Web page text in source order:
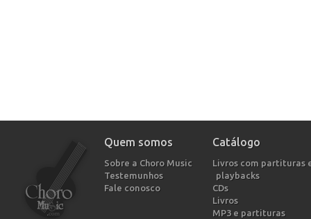
Quem somos
Sobre a Choro Music
Testemunhos
Fale conosco
Catálogo
Livros com partituras
playbacks
CDs
Livros
MP3 e partituras